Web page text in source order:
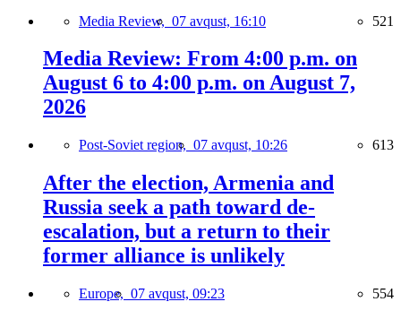
Media Review, 07 avqust, 16:10 521
Media Review: From 4:00 p.m. on
August 6 to 4:00 p.m. on August 7,
2026
Post-Soviet region, 07 avqust, 10:26 613
After the election, Armenia and
Russia seek a path toward de-
escalation, but a return to their
former alliance is unlikely
Europe, 07 avqust, 09:23 554